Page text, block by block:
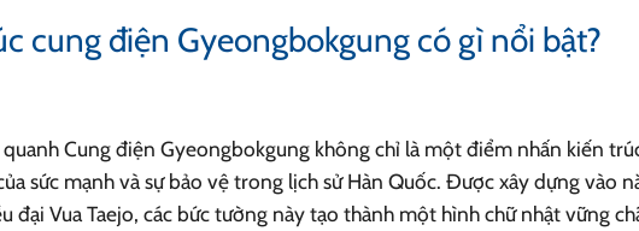
cung điện Gyeongbokgung có gì nổi bật?
Cung điện Gyeongbokgung không chỉ là một điểm nhấn kiến
sức mạnh và sự bảo vệ trong lịch sử Hàn Quốc. Được xây dựng vào
đại Vua Taejo, các bức tường này tạo thành một hình chữ nhật vững